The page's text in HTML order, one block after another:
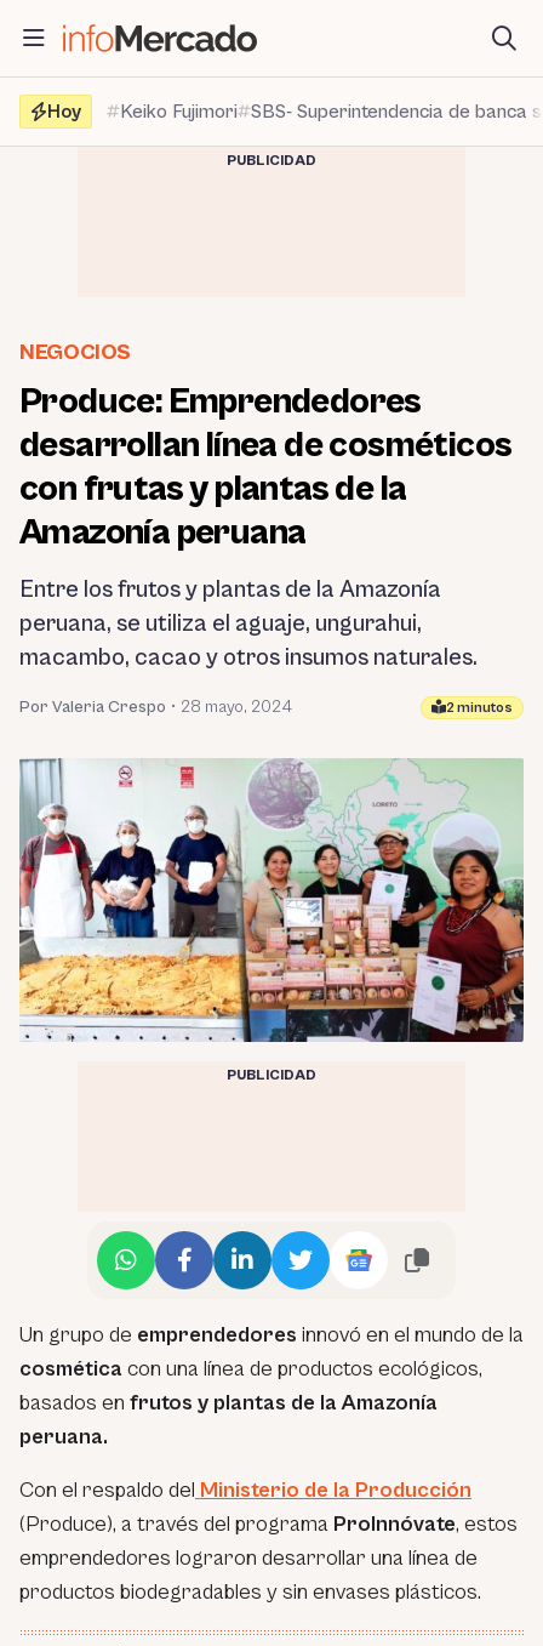
contenido
Hoy
Keiko Fujimori SBS- Superintendencia de banca
PUBLICIDAD
NEGOCIOS
Produce: Emprendedores
desarrollan línea de cosméticos
con frutas y plantas de la
Amazonía peruana
Entre los frutos y plantas de la Amazonía
peruana, se utiliza el aguaje, ungurahui,
macambo, cacao y otros insumos naturales.
Por Valeria Crespo • 28 mayo, 2024 2 minutos
PUBLICIDAD
Un grupo de emprendedores innovó en el mundo de la
cosmética con una línea de productos ecológicos,
basados en frutos y plantas de la Amazonía
peruana.
Con el respaldo del Ministerio de la Producción
(Produce), a través del programa ProInnóvate, estos
emprendedores lograron desarrollar una línea de
productos biodegradables y sin envases plásticos.